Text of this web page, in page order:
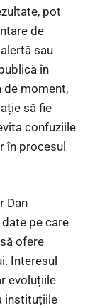
pot
de
sau
în
de moment,
să fie
confuziile
în procesul
Dan
pe care
ofere
Interesul
evoluțiile
instituțiile